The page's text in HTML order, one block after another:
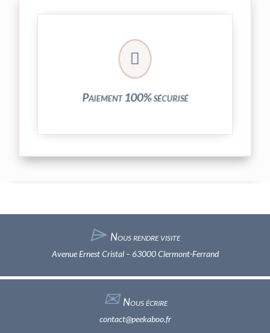

Paiement 100% sécurisé
Vos transactions par carte bancaire sont
entièrement sécurisées grâce au système
crypté de notre partenaire PayPlug.
⌲ Nous rendre visite
Avenue Ernest Cristal – 63000 Clermont-Ferrand
✉︎Nous écrire
contact@peekaboo.fr